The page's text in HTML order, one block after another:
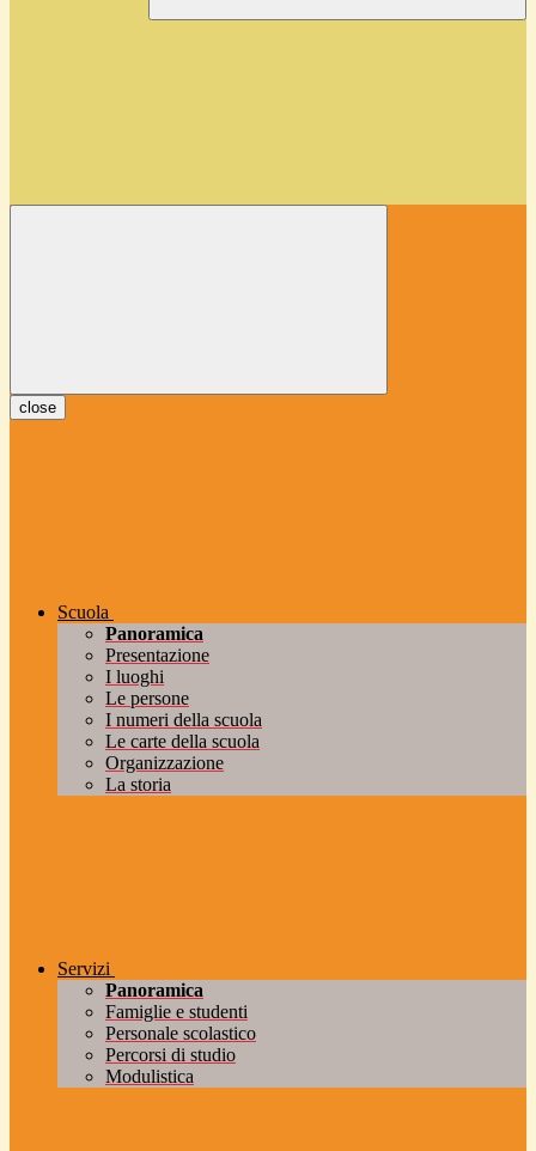
close
Scuola
Panoramica
Presentazione
I luoghi
Le persone
I numeri della scuola
Le carte della scuola
Organizzazione
La storia
Servizi
Panoramica
Famiglie e studenti
Personale scolastico
Percorsi di studio
Modulistica